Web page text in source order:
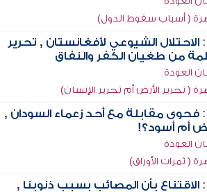
( أسباب سقوط الدول)
الاحتلال الشيوعي لأفغانستان , تحرير
من طغيان الكفر والنفاق
العودة
( تحرير الأرض أم تحرير الإنسان)
فحوى مقابلة مع أحد زعماء السودان ,
أم أسود؟!
العودة
( ثمرات الأوراق)
الاقتناع بأن المصائب بسبب ذنوبنا ,